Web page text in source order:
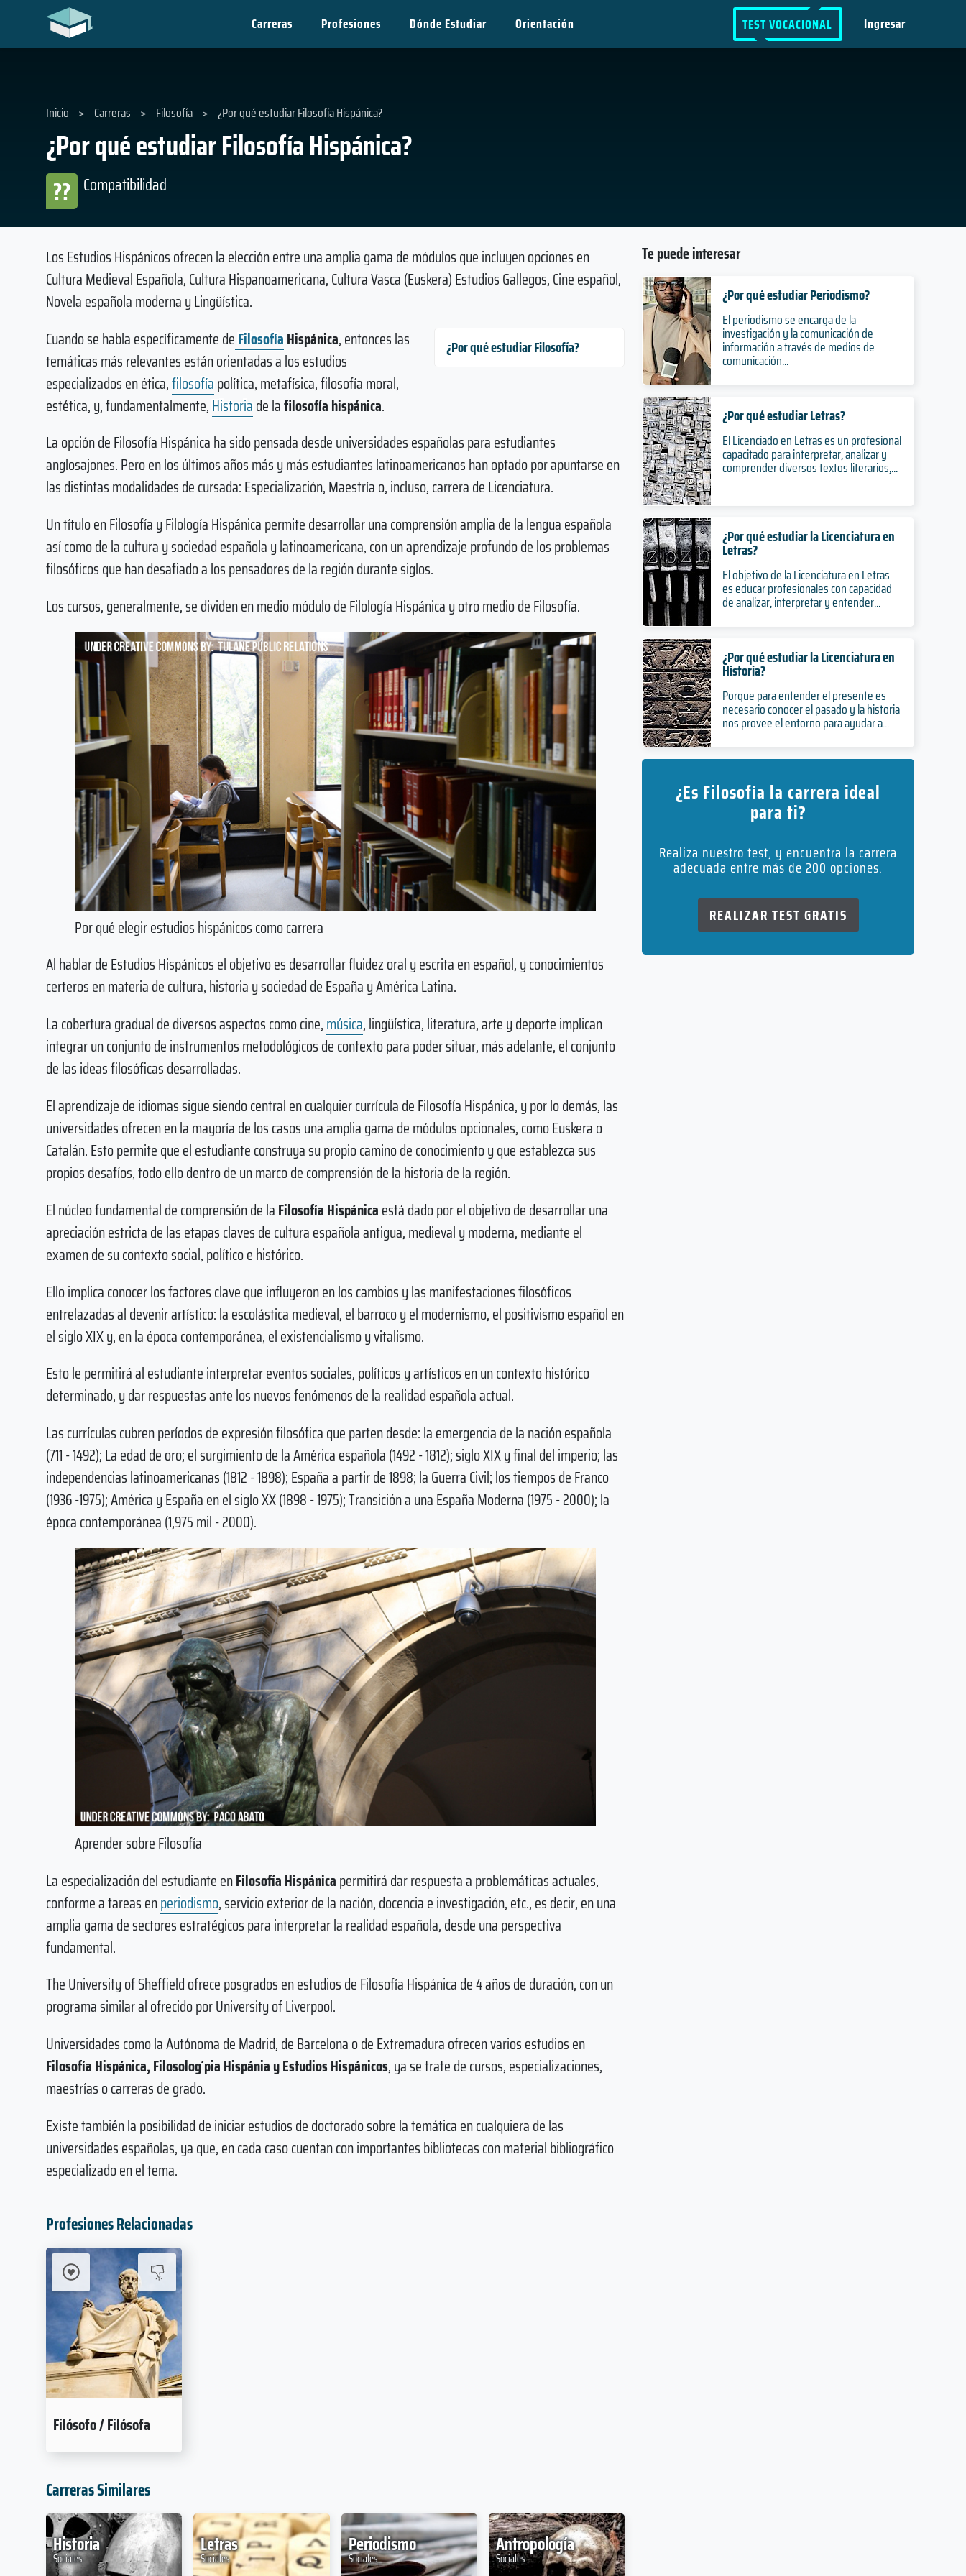
Carreras Profesiones Dónde Estudiar Orientación TEST VOCACIONAL Ingresar
¿Por qué estudiar Filosofía Hispánica?
Compatibilidad
??
Inicio > Carreras > Filosofía > ¿Por qué estudiar Filosofía Hispánica?
Los Estudios Hispánicos ofrecen la elección entre una amplia gama de módulos que incluyen opciones en
Cultura Medieval Española, Cultura Hispanoamericana, Cultura Vasca (Euskera) Estudios Gallegos, Cine español,
Novela española moderna y Lingüística.
¿Por qué estudiar Filosofía?
Cuando se habla específicamente deFilosofíaHispánica, entonces las
temáticas más relevantes están orientadas a los estudios
especializados en ética,filosofíapolítica, metafísica, filosofía moral,
estética, y, fundamentalmente,Historiade lafilosofía hispánica.
La opción de Filosofía Hispánica ha sido pensada desde universidades españolas para estudiantes
anglosajones. Pero en los últimos años más y más estudiantes latinoamericanos han optado por apuntarse en
las distintas modalidades de cursada: Especialización, Maestría o, incluso, carrera de Licenciatura.
Un título en Filosofía y Filología Hispánica permite desarrollar una comprensión amplia de la lengua española
así como de la cultura y sociedad española y latinoamericana, con un aprendizaje profundo de los problemas
filosóficos que han desafiado a los pensadores de la región durante siglos.
Los cursos, generalmente, se dividen en medio módulo de Filología Hispánica y otro medio de Filosofía.
Por qué elegir estudios hispánicos como carrera
Al hablar de Estudios Hispánicos el objetivo es desarrollar fluidez oral y escrita en español, y conocimientos
certeros en materia de cultura, historia y sociedad de España y América Latina.
La cobertura gradual de diversos aspectos como cine,música, lingüística, literatura, arte y deporte implican
integrar un conjunto de instrumentos metodológicos de contexto para poder situar, más adelante, el conjunto
de las ideas filosóficas desarrolladas.
El aprendizaje de idiomas sigue siendo central en cualquier currícula de Filosofía Hispánica, y por lo demás, las
universidades ofrecen en la mayoría de los casos una amplia gama de módulos opcionales, como Euskera o
Catalán. Esto permite que el estudiante construya su propio camino de conocimiento y que establezca sus
propios desafíos, todo ello dentro de un marco de comprensión de la historia de la región.
El núcleo fundamental de comprensión de laFilosofía Hispánicaestá dado por el objetivo de desarrollar una
apreciación estricta de las etapas claves de cultura española antigua, medieval y moderna, mediante el
examen de su contexto social, político e histórico.
Ello implica conocer los factores clave que influyeron en los cambios y las manifestaciones filosóficos
entrelazadas al devenir artístico: la escolástica medieval, el barroco y el modernismo, el positivismo español en
el siglo XIX y, en la época contemporánea, el existencialismo y vitalismo.
Esto le permitirá al estudiante interpretar eventos sociales, políticos y artísticos en un contexto histórico
determinado, y dar respuestas ante los nuevos fenómenos de la realidad española actual.
Las currículas cubren períodos de expresión filosófica que parten desde: la emergencia de la nación española
(711 - 1492); La edad de oro; el surgimiento de la América española (1492 - 1812); siglo XIX y final del imperio; las
independencias latinoamericanas (1812 - 1898); España a partir de 1898; la Guerra Civil; los tiempos de Franco
(1936 -1975); América y España en el siglo XX (1898 - 1975); Transición a una España Moderna (1975 - 2000); la
época contemporánea (1,975 mil - 2000).
Aprender sobre Filosofía
La especialización del estudiante enFilosofía Hispánicapermitirá dar respuesta a problemáticas actuales,
conforme a tareas enperiodismo, servicio exterior de la nación, docencia e investigación, etc., es decir, en una
amplia gama de sectores estratégicos para interpretar la realidad española, desde una perspectiva
fundamental.
The University of Sheffield ofrece posgrados en estudios de Filosofía Hispánica de 4 años de duración, con un
programa similar al ofrecido por University of Liverpool.
Universidades como la Autónoma de Madrid, de Barcelona o de Extremadura ofrecen varios estudios en
Filosofía Hispánica, Filosolog´pia Hispánia y Estudios Hispánicos, ya se trate de cursos, especializaciones,
maestrías o carreras de grado.
Existe también la posibilidad de iniciar estudios de doctorado sobre la temática en cualquiera de las
universidades españolas, ya que, en cada caso cuentan con importantes bibliotecas con material bibliográfico
especializado en el tema.
Profesiones Relacionadas
Filósofo / Filósofa
Carreras Similares
Historia
Sociales
Letras
Sociales
Periodismo
Sociales
Antropología
Sociales
Te puede interesar
¿Por qué estudiar Periodismo?
El periodismo se encarga de la
investigación y la comunicación de
información a través de medios de
comunicación...
¿Por qué estudiar Letras?
El Licenciado en Letras es un profesional
capacitado para interpretar, analizar y
comprender diversos textos literarios,...
¿Por qué estudiar la Licenciatura en
Letras?
El objetivo de la Licenciatura en Letras
es educar profesionales con capacidad
de analizar, interpretar y entender...
¿Por qué estudiar la Licenciatura en
Historia?
Porque para entender el presente es
necesario conocer el pasado y la historia
nos provee el entorno para ayudar a...
¿Es Filosofía la carrera ideal
para ti?
Realiza nuestro test, y encuentra la carrera
adecuada entre más de 200 opciones.
REALIZAR TEST GRATIS